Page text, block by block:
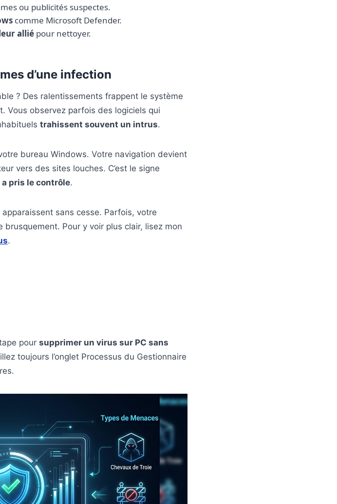
ou publicités suspectes.
comme Microsoft Defender.
allié pour nettoyer.
d’une infection
? Des ralentissements frappent le système
Vous observez parfois des logiciels qui
trahissent souvent un intrus.
bureau Windows. Votre navigation devient
vers des sites louches. C’est le signe
pris le contrôle.
sans cesse. Parfois, votre
Pour y voir plus clair, lisez mon
.
pour supprimer un virus sur PC sans
toujours l’onglet Processus du Gestionnaire